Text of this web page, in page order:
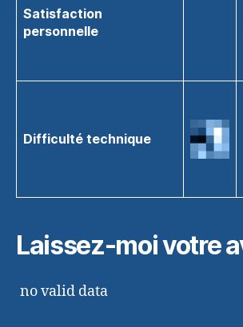
Satisfaction
personnelle
Difficulté technique
Laissez-moi votre
no valid data